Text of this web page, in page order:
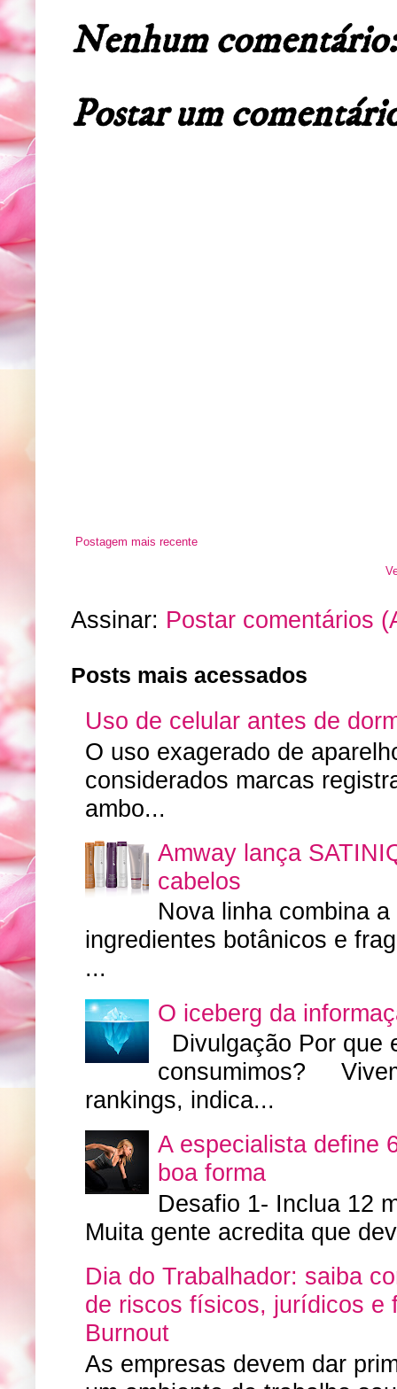
Nenhum comentário:
Postar um
Postagem mais recente
Assinar: Postar comentários
Posts mais acessados
Uso de celular antes de
O uso exagerado de
considerados marcas
ambo...
Amway lança
cabelos
Nova linha combina
ingredientes botânicos e
...
O iceberg da
Divulgação Por que
consumimos?
rankings, indica...
A especialista define
boa forma
Desafio 1- Inclua 12
Muita gente acredita que
Dia do Trabalhador: saiba
de riscos físicos, jurídicos e
Burnout
As empresas devem dar